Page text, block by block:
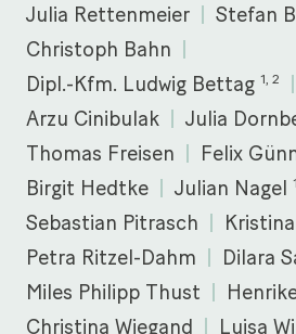
Julia Rettenmeier
Stefan
Christoph Bahn
Dipl.-Kfm. Ludwig Bettag 1, 2
Arzu Cinibulak
Julia
Thomas Freisen
Felix
Birgit Hedtke
Julian Nagel 1
Sebastian Pitrasch
Petra Ritzel-Dahm
Dilara
Miles Philipp Thust
Christina Wiegand
Luisa